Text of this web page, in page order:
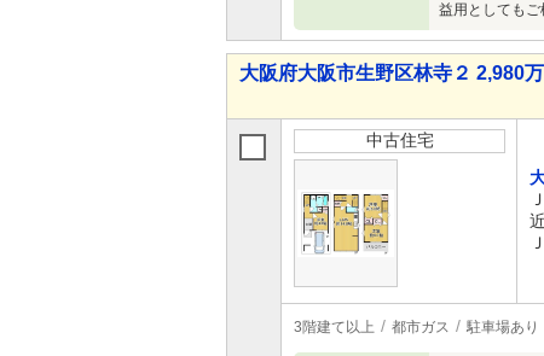
益用としてもご
大阪府大阪市生野区林寺２ 2,980
中古住宅
3階建て以上 都市ガス 駐車場あり